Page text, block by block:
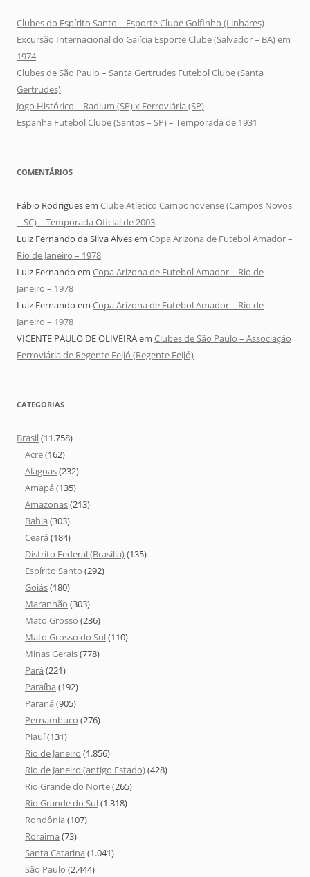
Clubes do Espírito Santo – Esporte Clube Golfinho (Linhares)
Excursão Internacional do Galícia Esporte Clube (Salvador – BA) em
1974
Clubes de São Paulo – Santa Gertrudes Futebol Clube (Santa
Gertrudes)
Jogo Histórico – Radium (SP) x Ferroviária (SP)
Espanha Futebol Clube (Santos – SP) – Temporada de 1931
COMENTÁRIOS
Fábio Rodriguesem Clube Atlético Camponovense (Campos Novos
– SC) – Temporada Oficial de 2003
Luiz Fernando da Silva Alvesem Copa Arizona de Futebol Amador –
Rio de Janeiro – 1978
Luiz Fernando em Copa Arizona de Futebol Amador – Rio de
Janeiro – 1978
Luiz Fernando em Copa Arizona de Futebol Amador – Rio de
Janeiro – 1978
VICENTE PAULO DE OLIVEIRAem Clubes de São Paulo – Associação
Ferroviária de Regente Feijó (Regente Feijó)
CATEGORIAS
Brasil(11.758)
Acre(162)
Alagoas(232)
Amapá (135)
Amazonas(213)
Bahia (303)
Ceará (184)
Distrito Federal (Brasília)(135)
Espírito Santo (292)
Goiás(180)
Maranhão (303)
Mato Grosso (236)
Mato Grosso do Sul(110)
Minas Gerais(778)
Pará (221)
Paraíba (192)
Paraná (905)
Pernambuco (276)
Piauí(131)
Rio de Janeiro (1.856)
Rio de Janeiro (antigo Estado)(428)
Rio Grande do Norte(265)
Rio Grande do Sul(1.318)
Rondônia (107)
Roraima (73)
Santa Catarina (1.041)
São Paulo (2.444)